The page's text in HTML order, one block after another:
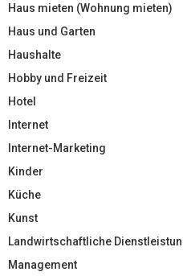
Haus mieten (Wohnung mieten)
Haus und Garten
Haushalte
Hobby und Freizeit
Hotel
Internet
Internet-Marketing
Kinder
Küche
Kunst
Landwirtschaftliche
Management